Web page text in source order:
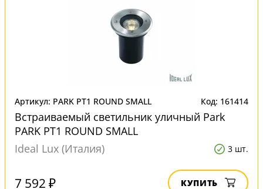
Артикул: PARK PT1 ROUND SMALL Код: 161414
Встраиваемый светильник уличный Park
PARK PT1 ROUND SMALL
Ideal Lux (Италия)
3 шт.
7 592 ₽ КУПИТЬ